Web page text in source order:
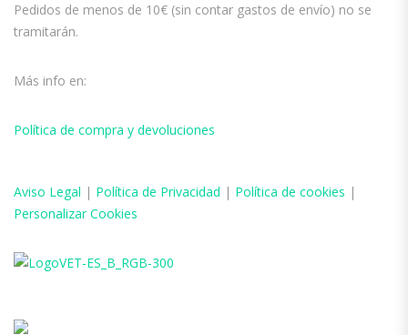
Pedidos de menos de 10€ (sin contar gastos de envío) no se
tramitarán.
Más info en:
Política de compra y devoluciones
Aviso Legal | Política de Privacidad | Política de cookies |
Personalizar Cookies